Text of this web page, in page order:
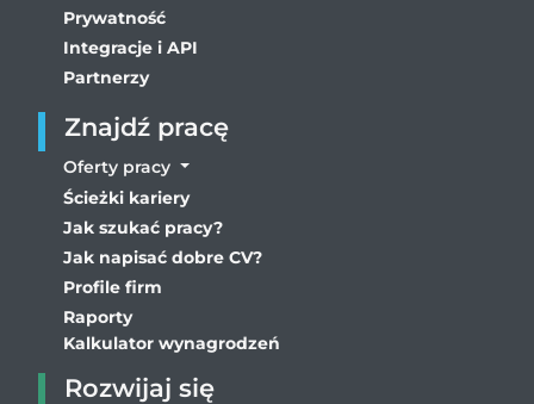
Prywatność
Integracje i API
Partnerzy
Znajdź pracę
Oferty pracy
Ścieżki kariery
Jak szukać pracy?
Jak napisać dobre CV?
Profile firm
Raporty
Kalkulator wynagrodzeń
Rozwijaj się